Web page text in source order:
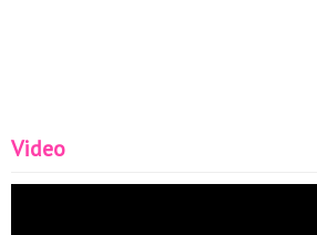
Video